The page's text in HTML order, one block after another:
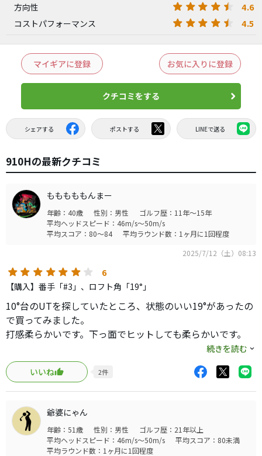
方向性 4.6
コストパフォーマンス 4.5
マイギアに登録 お気に入りに登録
クチコミをする
シェアする ポストする LINEで送る
910Hの最新クチコミ
もももももんまー
年齢：40歳 性別：男性
ゴルフ歴：11年～15年
平均ヘッドスピード：46m/s～50m/s
平均スコア：80～84
平均ラウンド数：1ヶ月に1回程度
2025/7/12（土）08:13
6
【購入】番手「#3」、ロフト角「19°」
10°台のUTを探していたところ、状態のいい19°があったの
で買ってみました。
打感柔らかいです。下っ面でヒットしても柔らかいです。
球上がります。スピンが入ってる感じで飛んでいきます。弾
き感は少なめです。
打ち込んでも払ってもどちらでもイケル奴です。
現行とスリーブが合わずリシャフトがしにくいのが難点で
す。
弾き系のUTが苦手な方にオススメです。
続きを読む
いいね
2件
爺婆にゃん
年齢：51歳 性別：男性
ゴルフ歴：21年以上
平均ヘッドスピード：46m/s～50m/s
平均スコア：80未満
平均ラウンド数：1ヶ月に1回程度